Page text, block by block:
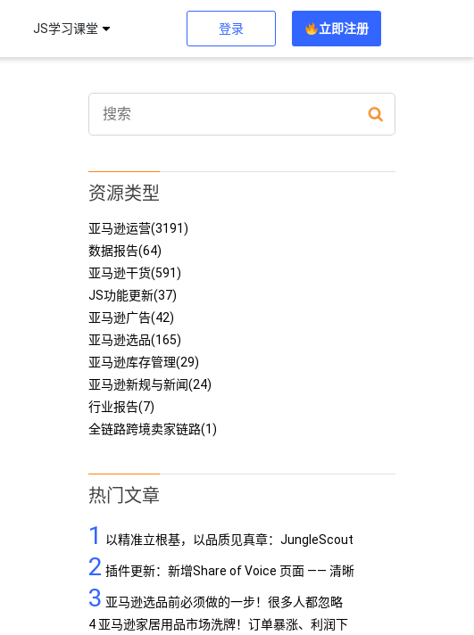
JS学习课堂 登录 立即注册
资源类型
亚马逊运营(3191)
数据报告(64)
亚马逊干货(591)
JS功能更新(37)
亚马逊广告(42)
亚马逊选品(165)
亚马逊库存管理(29)
亚马逊新规与新闻(24)
行业报告(7)
全链路跨境卖家链路(1)
热门文章
1
以精准立根基，以品质见真章：JungleScout
定义亚马逊工具专业标杆
2 插件更新：新增Share of Voice 页面 —— 清晰
呈现品牌竞争格局
3 亚马逊选品前必须做的一步！很多人都忽略
了…
4 亚马逊家居用品市场洗牌！订单暴涨、利润下